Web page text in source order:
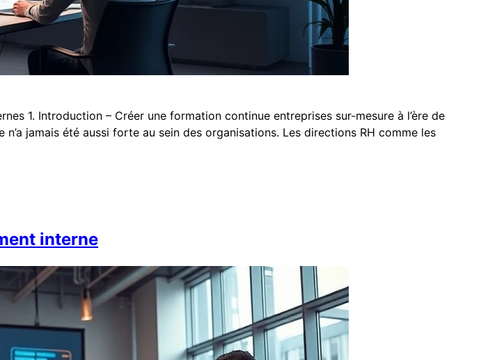
1. Introduction – Créer une formation continue entreprises sur-mesure à l’ère de
jamais été aussi forte au sein des organisations. Les directions RH comme les
interne